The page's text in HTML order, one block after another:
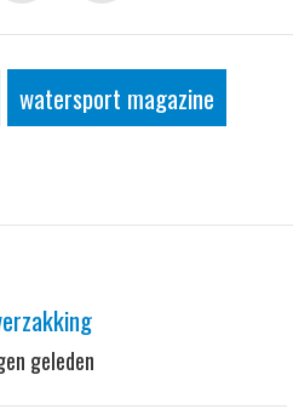
watersport magazine
geleden